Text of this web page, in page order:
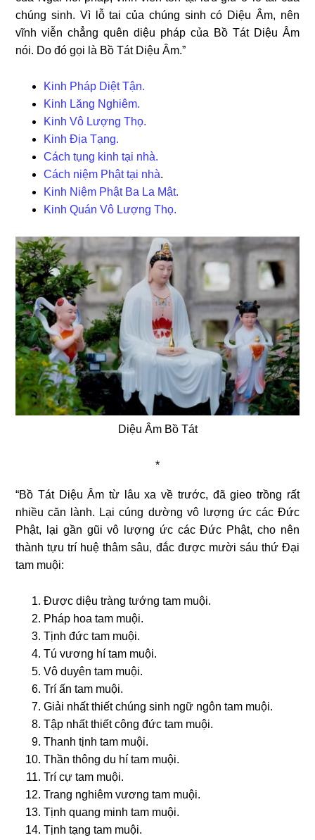
chúng sinh. Vì lỗ tai của chúng sinh có Diệu Âm, nên
vĩnh viễn chẳng quên diệu pháp của Bồ Tát Diệu Âm
nói. Do đó gọi là Bồ Tát Diệu Âm.”
Kinh Pháp Diệt Tận.
Kinh Lăng Nghiêm.
Kinh Vô Lượng Thọ.
Kinh Địa Tạng.
Cách tụng kinh tại nhà.
Cách niệm Phật tại nhà.
Kinh Niệm Phật Ba La Mật.
Kinh Quán Vô Lượng Thọ.
Diệu Âm Bồ Tát
*
“Bồ Tát Diệu Âm từ lâu xa về trước, đã gieo trồng rất
nhiều căn lành. Lại cúng dường vô lượng ức các Ðức
Phật, lại gần gũi vô lượng ức các Ðức Phật, cho nên
thành tựu trí huệ thâm sâu, đắc được mười sáu thứ Đại
tam muội:
Ðược diệu tràng tướng tam muội.
Pháp hoa tam muội.
Tịnh đức tam muội.
Tú vương hí tam muội.
Vô duyên tam muội.
Trí ấn tam muội.
Giải nhất thiết chúng sinh ngữ ngôn tam muội.
Tập nhất thiết công đức tam muội.
Thanh tịnh tam muội.
Thần thông du hí tam muội.
Trí cự tam muội.
Trang nghiêm vương tam muội.
Tịnh quang minh tam muội.
Tịnh tạng tam muội.